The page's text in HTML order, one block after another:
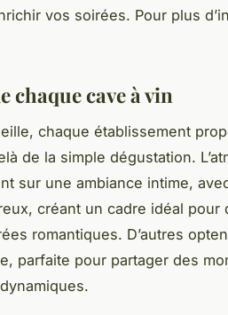
vos soirées. Pour plus
chaque cave à vin
chaque établissement
de la simple dégustation.
sur une ambiance intime,
créant un cadre idéal pour
romantiques. D’autres
parfaite pour partager des